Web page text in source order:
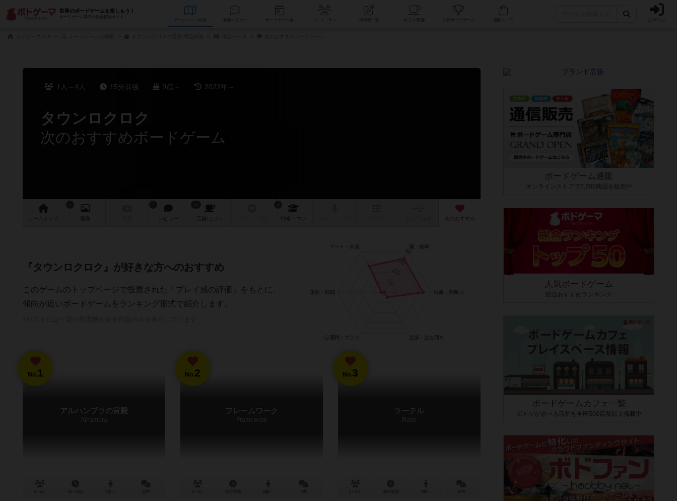
世界のボードゲームを楽しもう！
ボードゲーム専門の総合情報サイト
データベース コミュニティ 人気ボードゲーム ログイン
1人～4人 15分前後 9歳～ 2022年～
タウンロクロク
次のおすすめボードゲーム
ゲーム 画像 レビュー 店舗/ カフェ 戦略 次のおすすめ
『タウンロクロク』が好きな方へのおすすめ
このゲームのトップページで投票された「プレイ感の評価」をもとに、
傾向が近いボードゲームをランキング形式で紹介します。
No.1
アルハンブラの宮殿
Alhambra
No.2
フレームワーク
Framework
No.3
ラーテル
Ratel
ボードゲーム通販
オンラインストアで7,500商品を販売中
人気ボードゲーム
総合おすすめランキング
ボードゲームカフェ一覧
ボドゲが遊べる店舗を全国500店舗以上掲載中